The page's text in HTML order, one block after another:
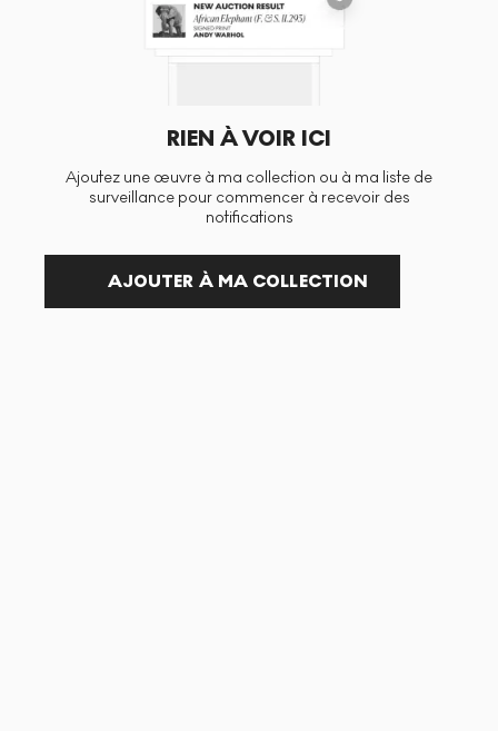
RIEN À VOIR ICI
Ajoutez une œuvre à ma collection ou à ma liste de
surveillance pour commencer à recevoir des
notifications
AJOUTER À MA COLLECTION